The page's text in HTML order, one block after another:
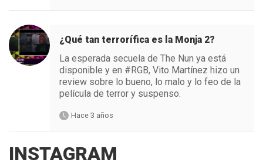
¿Qué tan terrorífica es la Monja 2?
La esperada secuela de The Nun ya está
disponible y en #RGB, Vito Martínez hizo un
review sobre lo bueno, lo malo y lo feo de la
película de terror y suspenso.
Hace 3 años
INSTAGRAM